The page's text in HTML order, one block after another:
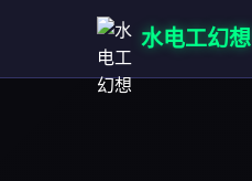
水电工幻想